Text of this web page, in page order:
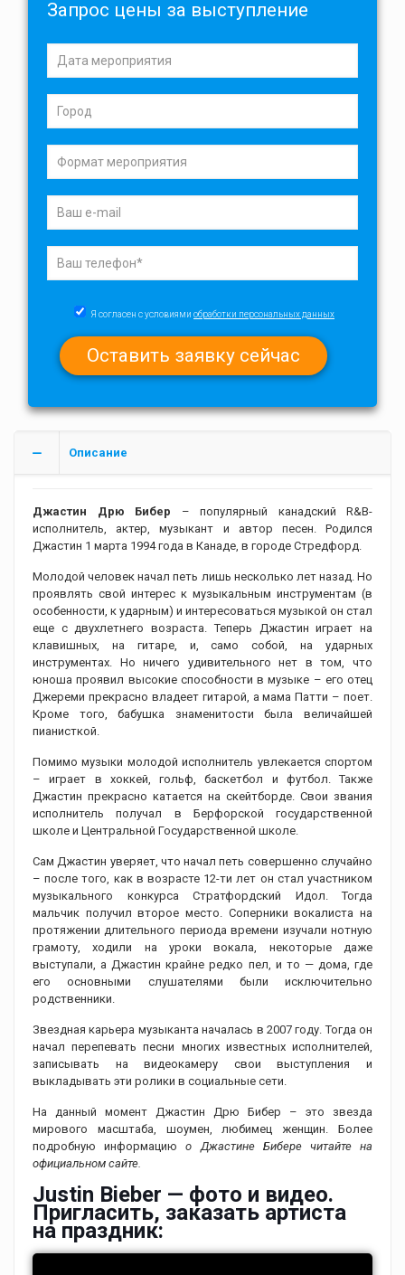
Запрос цены за выступление
Я согласен с условиями обработки персональных данных
Описание
Джастин Дрю Бибер – популярный канадский R&B-
исполнитель, актер, музыкант и автор песен. Родился
Джастин 1 марта 1994 года в Канаде, в городе Стредфорд.
Молодой человек начал петь лишь несколько лет назад. Но
проявлять свой интерес к музыкальным инструментам (в
особенности, к ударным) и интересоваться музыкой он стал
еще с двухлетнего возраста. Теперь Джастин играет на
клавишных, на гитаре, и, само собой, на ударных
инструментах. Но ничего удивительного нет в том, что
юноша проявил высокие способности в музыке – его отец
Джереми прекрасно владеет гитарой, а мама Патти – поет.
Кроме того, бабушка знаменитости была величайшей
пианисткой.
Помимо музыки молодой исполнитель увлекается спортом
– играет в хоккей, гольф, баскетбол и футбол. Также
Джастин прекрасно катается на скейтборде. Свои звания
исполнитель получал в Берфорской государственной
школе и Центральной Государственной школе.
Сам Джастин уверяет, что начал петь совершенно случайно
– после того, как в возрасте 12-ти лет он стал участником
музыкального конкурса Стратфордский Идол. Тогда
мальчик получил второе место. Соперники вокалиста на
протяжении длительного периода времени изучали нотную
грамоту, ходили на уроки вокала, некоторые даже
выступали, а Джастин крайне редко пел, и то — дома, где
его основными слушателями были исключительно
родственники.
Звездная карьера музыканта началась в 2007 году. Тогда он
начал перепевать песни многих известных исполнителей,
записывать на видеокамеру свои выступления и
выкладывать эти ролики в социальные сети.
На данный момент Джастин Дрю Бибер – это звезда
мирового масштаба, шоумен, любимец женщин. Более
подробную информациюо Джастине Бибере читайте на
официальном сайте.
Justin Bieber — фото и видео.
Пригласить, заказать артиста
на праздник: